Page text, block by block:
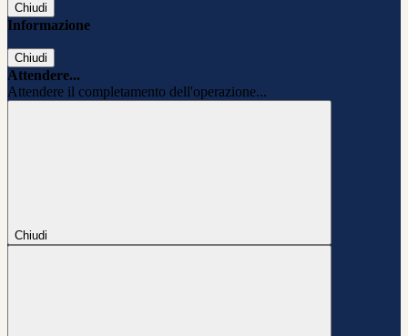
Chiudi
Informazione
Chiudi
Attendere...
Attendere il completamento dell'operazione...
Chiudi